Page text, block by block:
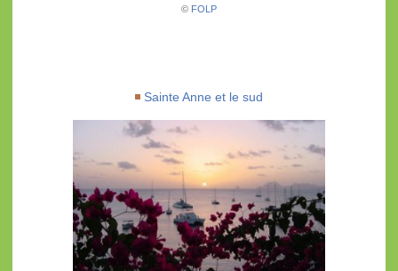
© FOLP
Sainte Anne et le sud